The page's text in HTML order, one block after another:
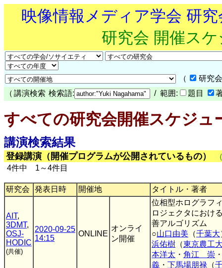
映像情報メディア学会 研
研究会 開催ス
（
研究
（ 講演検索 検索語: / 範囲: 題目
すべての研究会開催スケジュ
講演検索結果
登録講演（開催プログラムが公開されているもの）
4件中 1～4件目
研究会 発表日時 開催地 タイトル・著者
AIT,
3DMT,
OSJ-
HODIC
(共催)
2020-09-25
14:15
ONLINE
オンライ
ン開催
位相型ホログラフ
ロジェクタにおけ
善アルゴリズム
○山口由美 （千葉大
浜佑樹 （東京農工
本洋太 ・ 角江 崇
義 ・ 下馬場朋禄 （